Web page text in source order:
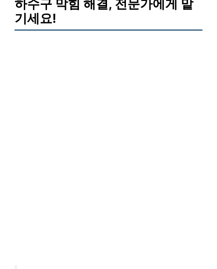
하수구 막힘 해결, 전문가에게 맡
기세요!